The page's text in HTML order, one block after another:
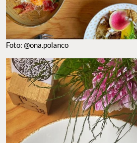
Foto: @ona.polanco